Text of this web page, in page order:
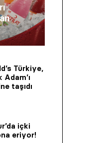
Türkiye,
taşıdı
içki
eriyor!